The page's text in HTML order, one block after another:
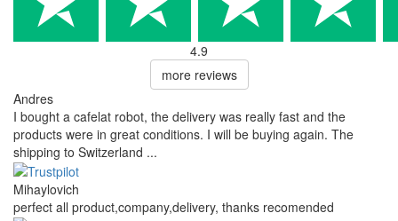
4.9
more reviews
Andres
I bought a cafelat robot, the delivery was really fast and the
products were in great conditions. I will be buying again. The
shipping to Switzerland ...
Mihaylovich
perfect all product,company,delivery, thanks recomended